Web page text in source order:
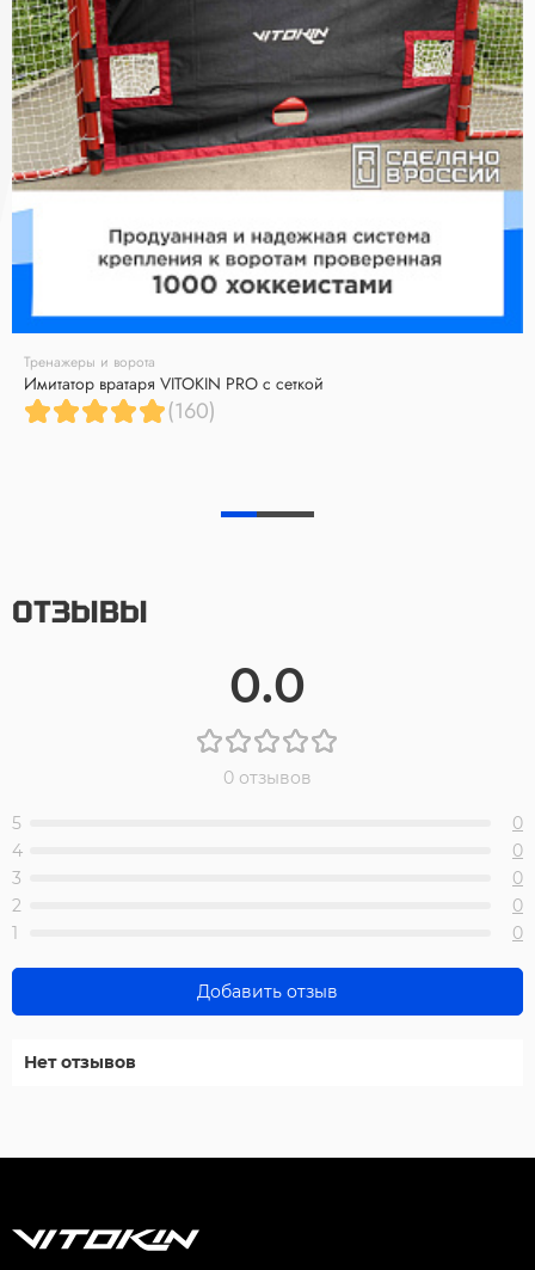
Тренажеры и ворота
Имитатор вратаря VITOKIN PRO с сеткой
(160)
ОТЗЫВЫ
0.0
0 отзывов
5
0
4
0
3
0
2
0
1
0
Добавить отзыв
Нет отзывов